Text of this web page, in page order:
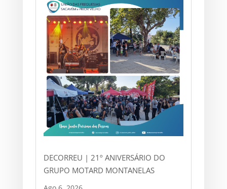
DECORREU | 21º ANIVERSÁRIO DO
GRUPO MOTARD MONTANELAS